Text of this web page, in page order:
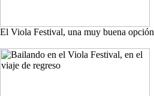
El Viola Festival, una muy buena opción